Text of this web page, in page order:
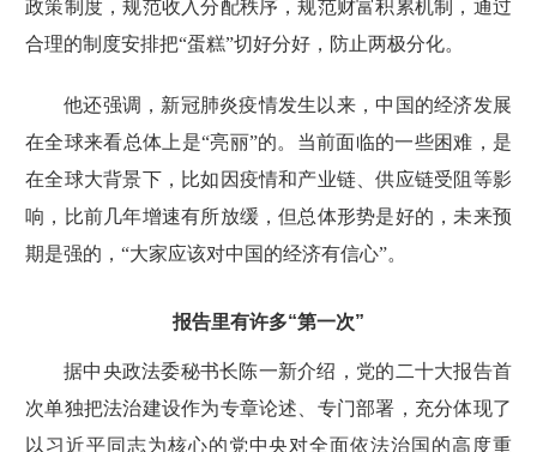
政策制度，规范收入分配秩序，规范财富积累机制，通过
合理的制度安排把“蛋糕”切好分好，防止两极分化。
他还强调，新冠肺炎疫情发生以来，中国的经济发展
在全球来看总体上是“亮丽”的。当前面临的一些困难，是
在全球大背景下，比如因疫情和产业链、供应链受阻等影
响，比前几年增速有所放缓，但总体形势是好的，未来预
期是强的，“大家应该对中国的经济有信心”。
报告里有许多“第一次”
据中央政法委秘书长陈一新介绍， 党的二十大报告首
次单独把法治建设作为专章论述、专门部署，充分体现了
以习近平同志为核心的党中央对全面依法治国的高度重